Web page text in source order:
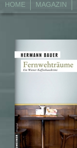
HOME MAGAZIN